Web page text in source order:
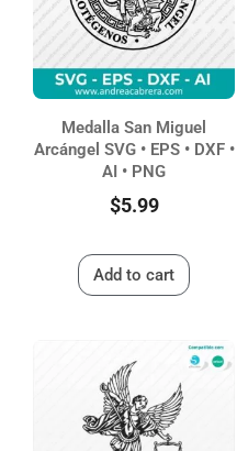
Medalla San Miguel
Arcángel SVG • EPS • DXF •
AI • PNG
$5.99
Add to cart